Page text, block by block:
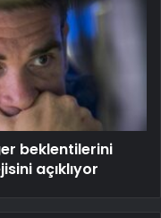
beklentilerini
açıklıyor